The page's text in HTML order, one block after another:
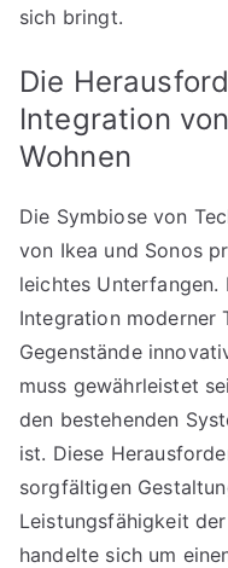
sich bringt.
Die
Integration
Wohnen
Die Symbiose von
von Ikea und Sonos
leichtes
Integration moderner
Gegenstände
muss gewährleistet
den bestehenden
ist. Diese
sorgfältigen
Leistungsfähigkeit
handelte sich um